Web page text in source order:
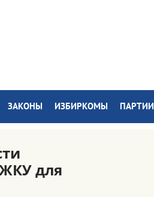
ЗАКОНЫ ИЗБИРКОМЫ ПАРТИИ
для